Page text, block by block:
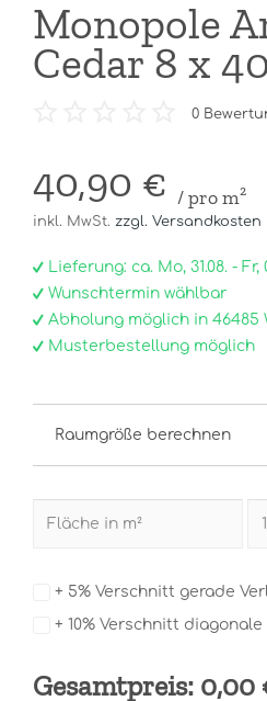
Monopole
Cedar 8 x
0
40,90 € / pro m²
inkl. MwSt. zzgl. Versandkosten
Lieferung: ca. Mo, 31.08. - Fr,
Wunschtermin wählbar
Abholung möglich in 46485
Musterbestellung möglich
Raumgröße berechnen
+ 5% Verschnitt gerade
+ 10% Verschnitt
Gesamtpreis: 0,00